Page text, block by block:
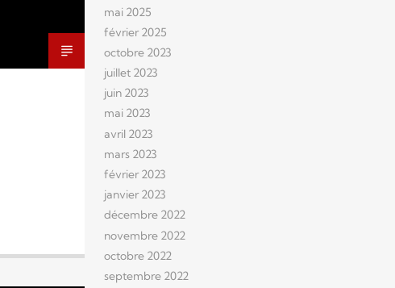
mai 2025
février 2025
octobre 2023
juillet 2023
juin 2023
mai 2023
avril 2023
mars 2023
février 2023
janvier 2023
décembre 2022
novembre 2022
octobre 2022
septembre 2022